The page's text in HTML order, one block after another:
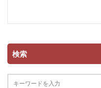
検索